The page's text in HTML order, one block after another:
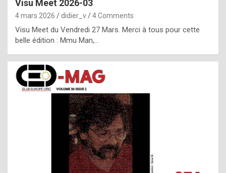
p
l
c
h
i
s
t
o
r
Visu Meet 2026-03
4 mars 2026 didier_v 4 Comments
Visu Meet du Vendredi 27 Mars. Merci à tous pour cette
belle édition : Mmu Man,…